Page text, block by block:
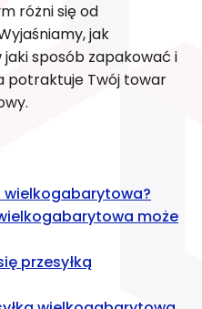
różni się od
jak
jaki sposób zapakować i
potraktuje Twój towar
wielkogabarytowa?
może
przesyłką